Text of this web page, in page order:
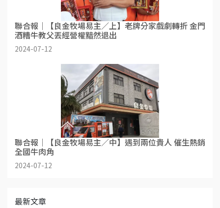
聯合報｜【良金牧場易主／上】老牌分家戲劇轉折 金門
酒糟牛教父丟經營權黯然退出
2024-07-12
聯合報｜【良金牧場易主／中】遇到兩位貴人 催生熱銷
全國牛肉角
2024-07-12
最新文章